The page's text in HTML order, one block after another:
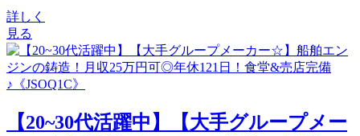
詳しく
見る
【20~30代活躍中】【大手グループメー